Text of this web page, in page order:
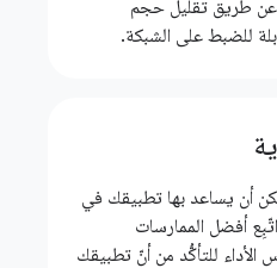
عن طريق تقليل حجم
للضبط على الشبكة.
أن يساعد بها تطبيقك في
أفضل الممارسات
الأداء للتأكُّد من أنّ تطبيقك